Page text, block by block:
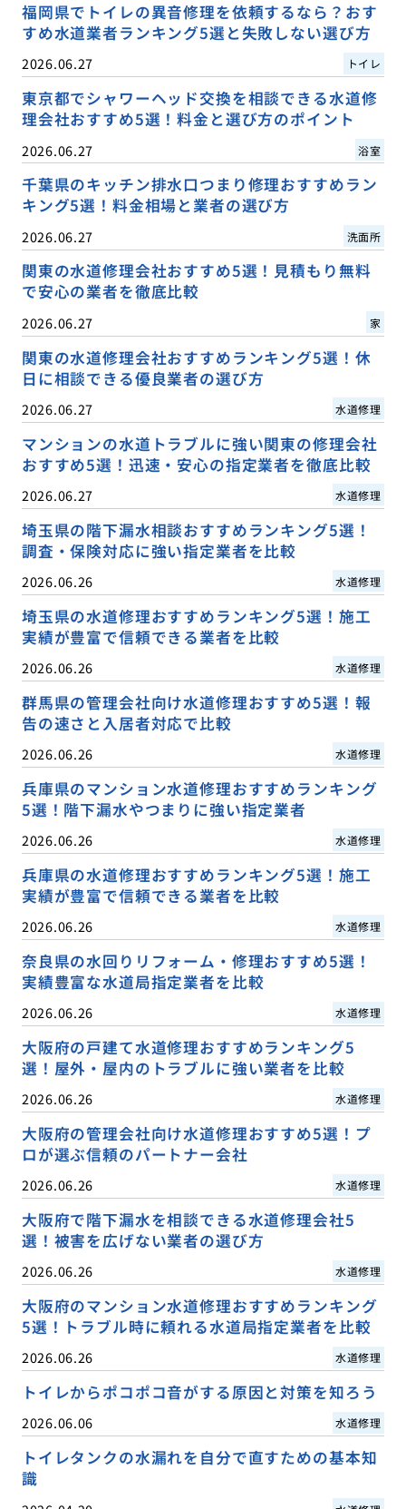
福岡県でトイレの異音修理を依頼するなら？おす
すめ水道業者ランキング5選と失敗しない選び方
2026.06.27 トイレ
東京都でシャワーヘッド交換を相談できる水道修
理会社おすすめ5選！料金と選び方のポイント
2026.06.27 浴室
千葉県のキッチン排水口つまり修理おすすめラン
キング5選！料金相場と業者の選び方
2026.06.27 洗面所
関東の水道修理会社おすすめ5選！見積もり無料
で安心の業者を徹底比較
2026.06.27 家
関東の水道修理会社おすすめランキング5選！休
日に相談できる優良業者の選び方
2026.06.27 水道修理
マンションの水道トラブルに強い関東の修理会社
おすすめ5選！迅速・安心の指定業者を徹底比較
2026.06.27 水道修理
埼玉県の階下漏水相談おすすめランキング5選！
調査・保険対応に強い指定業者を比較
2026.06.26 水道修理
埼玉県の水道修理おすすめランキング5選！施工
実績が豊富で信頼できる業者を比較
2026.06.26 水道修理
群馬県の管理会社向け水道修理おすすめ5選！報
告の速さと入居者対応で比較
2026.06.26 水道修理
兵庫県のマンション水道修理おすすめランキング
5選！階下漏水やつまりに強い指定業者
2026.06.26 水道修理
兵庫県の水道修理おすすめランキング5選！施工
実績が豊富で信頼できる業者を比較
2026.06.26 水道修理
奈良県の水回りリフォーム・修理おすすめ5選！
実績豊富な水道局指定業者を比較
2026.06.26 水道修理
大阪府の戸建て水道修理おすすめランキング5
選！屋外・屋内のトラブルに強い業者を比較
2026.06.26 水道修理
大阪府の管理会社向け水道修理おすすめ5選！プ
ロが選ぶ信頼のパートナー会社
2026.06.26 水道修理
大阪府で階下漏水を相談できる水道修理会社5
選！被害を広げない業者の選び方
2026.06.26 水道修理
大阪府のマンション水道修理おすすめランキング
5選！トラブル時に頼れる水道局指定業者を比較
2026.06.26 水道修理
トイレからポコポコ音がする原因と対策を知ろう
2026.06.06 水道修理
トイレタンクの水漏れを自分で直すための基本知
識